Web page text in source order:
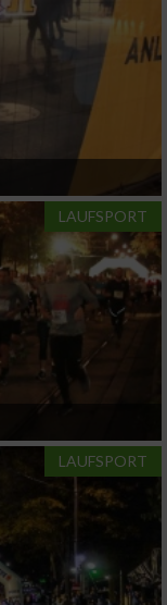
LAUFSPORT
LAUFSPORT